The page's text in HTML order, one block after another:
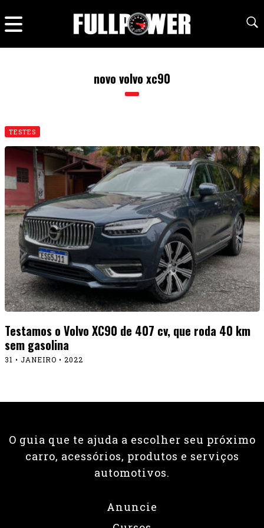
novo volvo xc90
TESTES
Testamos o Volvo XC90 de 407 cv, que roda 40 km
sem gasolina
31 • JANEIRO • 2022
O guia que te ajuda a escolher seu próximo
carro, acessórios, produtos e serviços
automotivos.
Anuncie